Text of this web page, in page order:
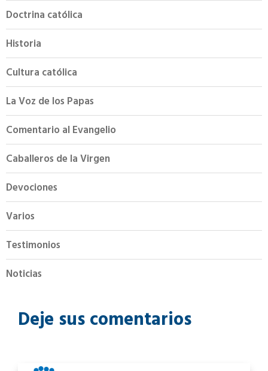
Doctrina católica
Historia
Cultura católica
La Voz de los Papas
Comentario al Evangelio
Caballeros de la Virgen
Devociones
Varios
Testimonios
Noticias
Deje sus comentarios